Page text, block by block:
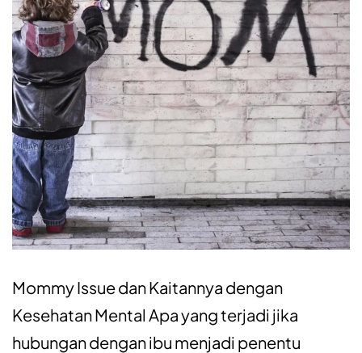
Mommy Issue dan Kaitannya dengan
Kesehatan Mental Apa yang terjadi jika
hubungan dengan ibu menjadi penentu